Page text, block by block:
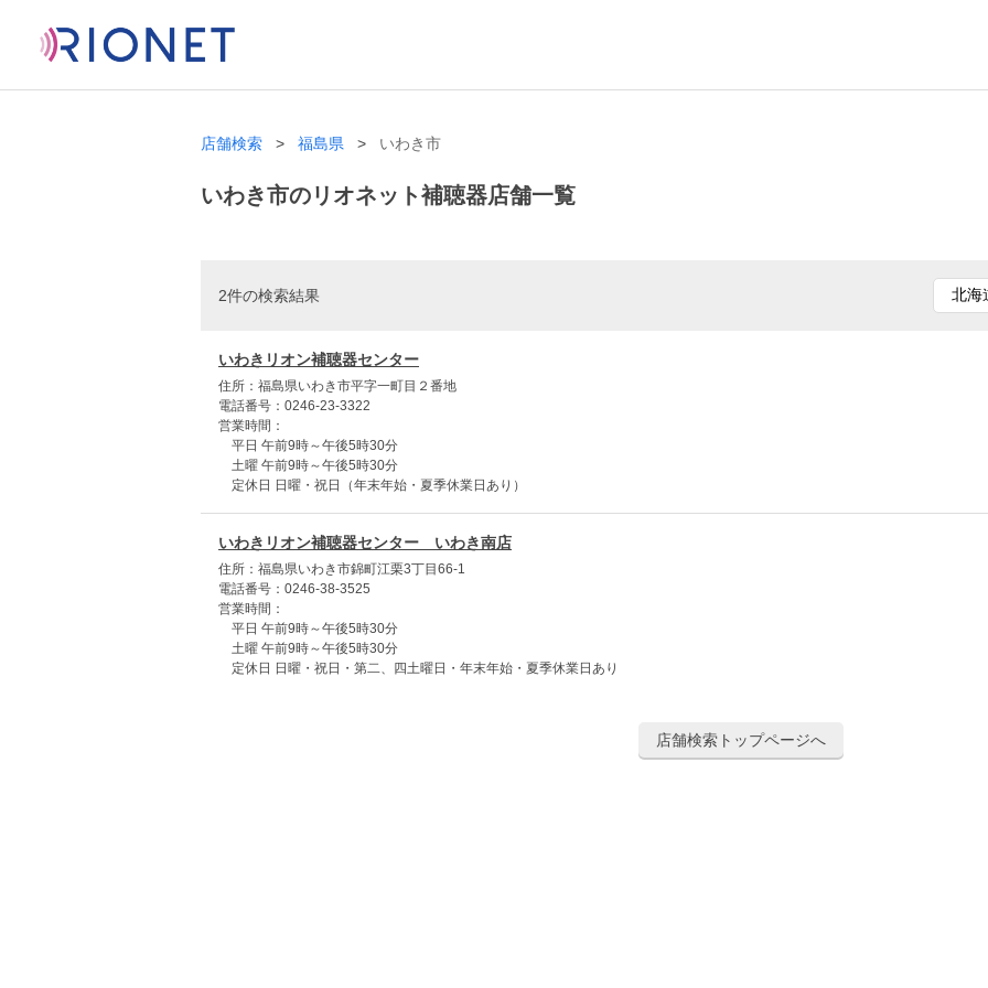
店舗検索 福島県 いわき市
いわき市のリオネット補聴器店舗一覧
2件の検索結果
いわきリオン補聴器センター
住所：福島県いわき市平字一町目２番地
電話番号：0246-23-3322
営業時間：
平日 午前9時～午後5時30分
土曜 午前9時～午後5時30分
定休日 日曜・祝日（年末年始・夏季休業日あり）
いわきリオン補聴器センター いわき南店
住所：福島県いわき市錦町江栗3丁目66-1
電話番号：0246-38-3525
営業時間：
平日 午前9時～午後5時30分
土曜 午前9時～午後5時30分
定休日 日曜・祝日・第二、四土曜日・年末年始・夏季休業日あり
店舗検索トップページへ